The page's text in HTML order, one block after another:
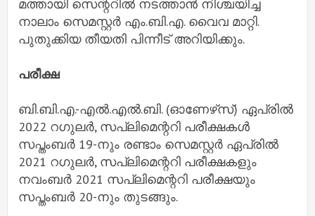
മത്തായി സെന്ററില്‍ നടത്താന്‍ നിശ്ചയിച്ച
നാലാം സെമസ്റ്റര്‍ എം.ബി.എ. വൈവ മാറ്റി.
പുതുക്കിയ തീയതി പിന്നീട് അറിയിക്കും.
പരീക്ഷ
ബി.ബി.എ.-എല്‍.എല്‍.ബി. (ഓണേഴ്‌സ്) ഏപ്രില്‍
2022 റഗുലര്‍, സപ്ലിമെന്ററി പരീക്ഷകള്‍
സപ്തംബര്‍ 19-നും രണ്ടാം സെമസ്റ്റര്‍ ഏപ്രില്‍
2021 റഗുലര്‍, സപ്ലിമെന്ററി പരീക്ഷകളും
നവംബര്‍ 2021 സപ്ലിമെന്ററി പരീക്ഷയും
സപ്തംബര്‍ 20-നും തുടങ്ങും.